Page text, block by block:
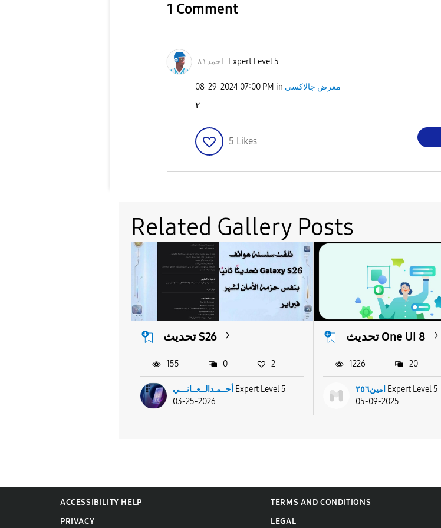
o
1 Comment
احمد٨١ Expert Level 5
‎08-29-2024 07:00 PM in معرض جالاكسى
٢
5 Likes
Related Gallery Posts
تحديث S26
أحــمـدالــعــانـــي Expert Level 5
03-25-2026
155 0 2
تحديث One UI 8
امين٢٥٦ Expert Level 5
05-09-2025
1226 20
ACCESSIBILITY HELP
TERMS AND CONDITIONS
PRIVACY
LEGAL